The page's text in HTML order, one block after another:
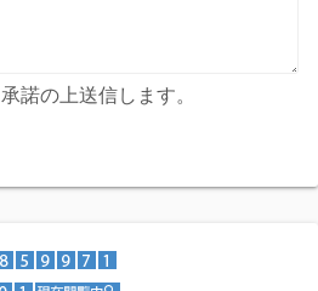
諾の上送信します。